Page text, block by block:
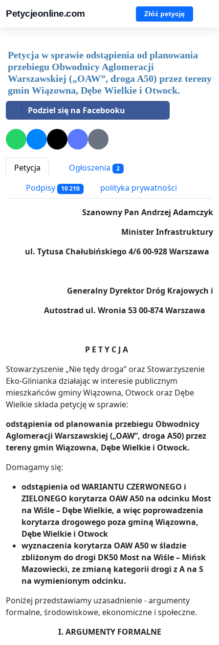
Petycjeonline.com Złóż petycję
Petycja w sprawie odstąpienia od planowania
przebiegu Obwodnicy Aglomeracji
Warszawskiej („OAW”, droga A50) przez tereny
gmin Wiązowna, Dębe Wielkie i Otwock.
Podziel się na Facebooku
Petycja Ogłoszenia 2
Podpisy 10 210 polityka prywatności
Szanowny Pan Andrzej Adamczyk
Minister Infrastruktury
ul. Tytusa Chałubińskiego 4/6 00-928 Warszawa
Generalny Dyrektor Dróg Krajowych i
Autostrad ul. Wronia 53 00-874 Warszawa
P E T Y C J A
Stowarzyszenie „Nie tędy droga” oraz Stowarzyszenie
Eko-Glinianka działając w interesie publicznym
mieszkańców gminy Wiązowna, Otwock oraz Dębe
Wielkie składa petycję w sprawie:
odstąpienia od planowania przebiegu Obwodnicy
Aglomeracji Warszawskiej („OAW”, droga A50) przez
tereny gmin Wiązowna, Dębe Wielkie i Otwock.
Domagamy się:
odstąpienia od WARIANTU CZERWONEGO i
ZIELONEGO korytarza OAW A50 na odcinku Most
na Wiśle – Dębe Wielkie, a więc poprowadzenia
korytarza drogowego poza gminą Wiązowna,
Dębe Wielkie i Otwock
wyznaczenia korytarza OAW A50 w śladzie
zbliżonym do drogi DK50 Most na Wiśle – Mińsk
Mazowiecki, ze zmianą kategorii drogi z A na S
na wymienionym odcinku.
Poniżej przedstawiamy uzasadnienie - argumenty
formalne, środowiskowe, ekonomiczne i społeczne.
I. ARGUMENTY FORMALNE